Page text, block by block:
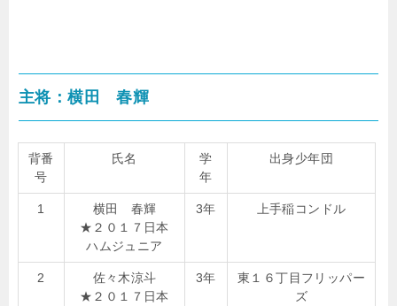
主将：横田 春輝
背番
号
氏名
学
年
出身少年団
1
横田 春輝
★２０１７日本
ハムジュニア
3年 上手稲コンドル
2
佐々木涼斗
★２０１７日本
3年
東１６丁目フリッパー
ズ